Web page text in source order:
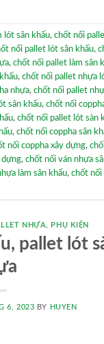
lót sân khấu, chốt nối
nối pallet lót sân khấu,
, chốt nối pallet làm sân
, chốt nối pallet nhựa
nhựa, chốt nối pallet
sân khấu, chốt nối
, chốt nối pallet lót sàn
, chốt nối coppha sân
nối coppha xây dựng,
dựng, chốt nối ván nhựa
làm sân khấu, chốt nối
NHỰA PHỤ KIỆN
pallet lót
6, 2023 BY HUYEN